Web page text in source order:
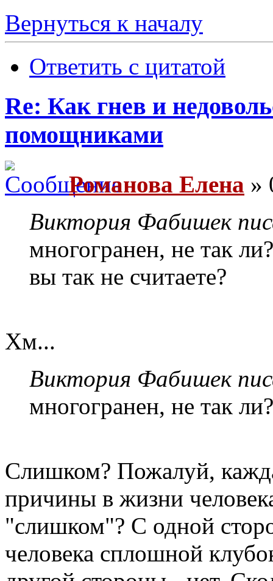
Вернуться к началу
Ответить с цитатой
Re: Как гнев и
помощниками
Романова Елена »
Виктория Фабишек
многогранен, не так
вы так не считаете?
Хм...
Виктория Фабишек
многогранен, не так ли?
Слишком? Пожалуй,
причины в жизни
"слишком"? С одной
человека сплошной